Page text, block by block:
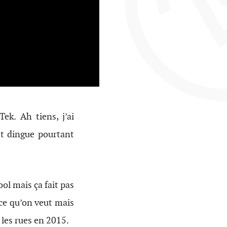
Ah tiens, j’ai
dingue pourtant
mais ça fait pas
qu’on veut mais
rues en 2015.